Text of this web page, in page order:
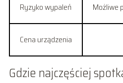
Ryzyko wypaleń Możliwe
Cena urządzenia
Gdzie najczęściej